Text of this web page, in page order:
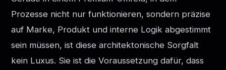
Prozesse nicht nur funktionieren, sondern präzise
auf Marke, Produkt und interne Logik abgestimmt
sein müssen, ist diese architektonische Sorgfalt
kein Luxus. Sie ist die Voraussetzung dafür, dass